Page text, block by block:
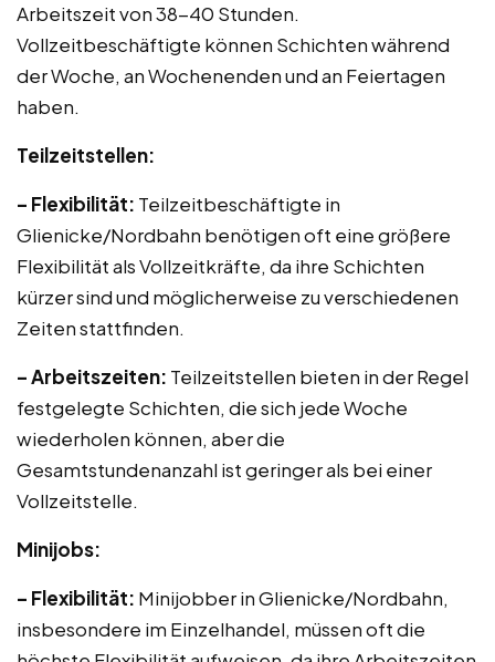
Arbeitszeit von 38-40 Stunden.
Vollzeitbeschäftigte können Schichten während
der Woche, an Wochenenden und an Feiertagen
haben.
Teilzeitstellen:
– Flexibilität: Teilzeitbeschäftigte in
Glienicke/Nordbahn benötigen oft eine größere
Flexibilität als Vollzeitkräfte, da ihre Schichten
kürzer sind und möglicherweise zu verschiedenen
Zeiten stattfinden.
– Arbeitszeiten: Teilzeitstellen bieten in der Regel
festgelegte Schichten, die sich jede Woche
wiederholen können, aber die
Gesamtstundenanzahl ist geringer als bei einer
Vollzeitstelle.
Minijobs:
– Flexibilität: Minijobber in Glienicke/Nordbahn,
insbesondere im Einzelhandel, müssen oft die